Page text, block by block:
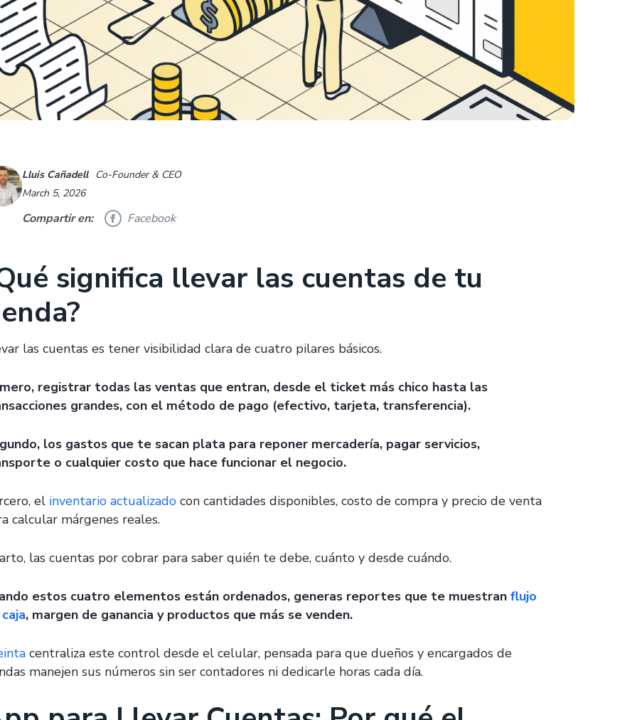
Lluis Cañadell
Co-Founder & CEO
March 5, 2026
Compartir en: Facebook
significa llevar las cuentas de tu
las cuentas es tener visibilidad clara de cuatro pilares básicos.
registrar todas las ventas que entran, desde el ticket más chico hasta las
grandes, con el método de pago (efectivo, tarjeta, transferencia).
los gastos que te sacan plata para reponer mercadería, pagar servicios,
o cualquier costo que hace funcionar el negocio.
el inventario actualizado con cantidades disponibles, costo de compra y precio de venta
calcular márgenes reales.
las cuentas por cobrar para saber quién te debe, cuánto y desde cuándo.
estos cuatro elementos están ordenados, generas reportes que te muestran flujo
, margen de ganancia y productos que más se venden.
centraliza este control desde el celular, pensada para que dueños y encargados de
manejen sus números sin ser contadores ni dedicarle horas cada día.